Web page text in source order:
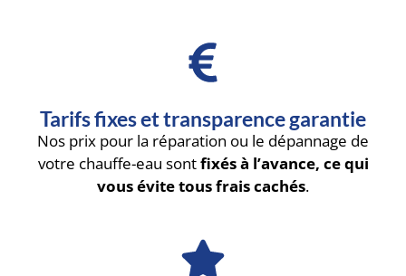
Tarifs fixes et transparence garantie
Nos prix pour la réparation ou le dépannage de
votre chauffe-eau sontfixés à l’avance, ce qui
vous évite tous frais cachés.